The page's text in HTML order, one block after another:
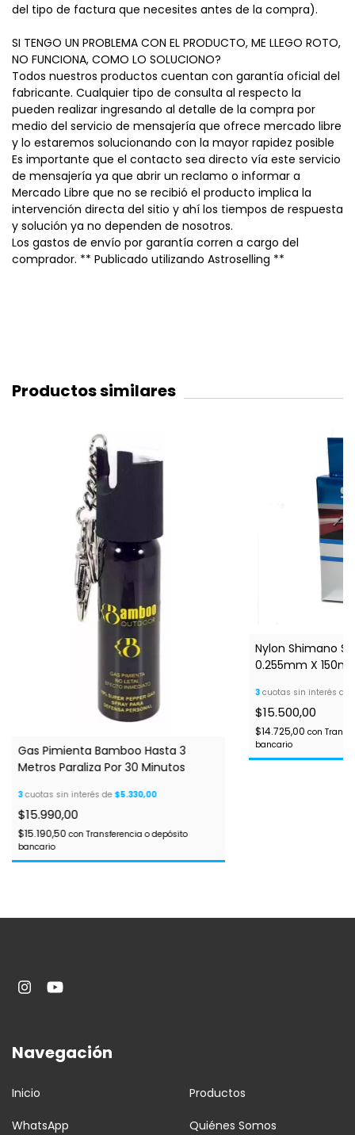
del tipo de factura que necesites antes de la compra).
SI TENGO UN PROBLEMA CON EL PRODUCTO, ME LLEGO ROTO,
NO FUNCIONA, COMO LO SOLUCIONO?
Todos nuestros productos cuentan con garantía oficial del
fabricante. Cualquier tipo de consulta al respecto la
pueden realizar ingresando al detalle de la compra por
medio del servicio de mensajería que ofrece mercado libre
y lo estaremos solucionando con la mayor rapidez posible
Es importante que el contacto sea directo vía este servicio
de mensajería ya que abrir un reclamo o informar a
Mercado Libre que no se recibió el producto implica la
intervención directa del sitio y ahí los tiempos de respuesta
y solución ya no dependen de nosotros.
Los gastos de envío por garantía corren a cargo del
comprador. ** Publicado utilizando Astroselling **
Productos similares
Gas Pimienta Bamboo Hasta 3
Metros Paraliza Por 30 Minutos
3cuotas sin interés de$5.330,00
$15.990,00
$15.190,50con Transferencia o depósito
bancario
Nylon Shimano
0.255mm X
3cuotas sin interés de
$15.500,00
$14.725,00 con
bancario
Navegación
Inicio Productos
WhatsApp Quiénes Somos